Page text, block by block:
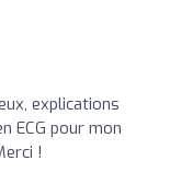
explications
ECG pour mon
!